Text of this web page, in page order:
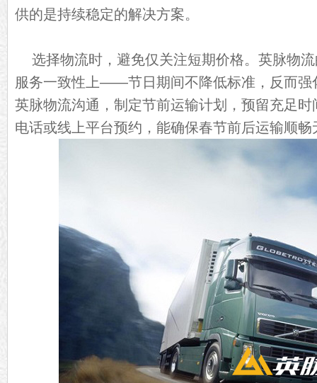
供的是持续稳定的解决方案。
选择物流时，避免仅关注短期价格。英脉物
服务一致性上——节日期间不降低标准，反而强
英脉物流沟通，制定节前运输计划，预留充足
电话或线上平台预约，能确保春节前后运输顺畅